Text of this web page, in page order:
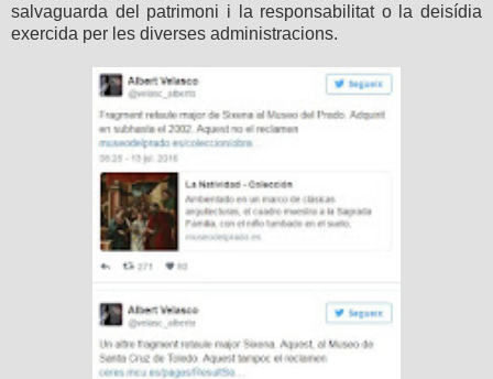
salvaguarda del patrimoni i la responsabilitat o la deisídia
exercida per les diverses administracions.